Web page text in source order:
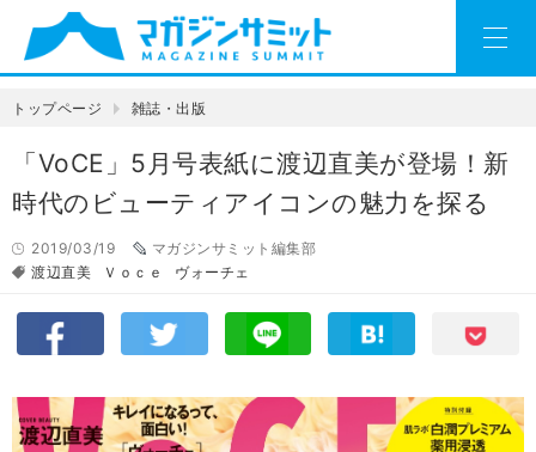
トップページ 雑誌・出版
「VoCE」5月号表紙に渡辺直美が登場！新
時代のビューティアイコンの魅力を探る
2019/03/19
マガジンサミット編集部
渡辺直美
Ｖｏｃｅ ヴォーチェ